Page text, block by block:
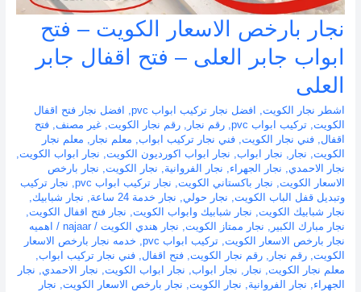
نجار بارخص الاسعار الكويت – فتح
ابواب جابر العلى – فتح اقفال جابر
العلى
اشطر نجار الكويت, افضل نجار تركيب ابواب pvc , افضل نجار فتح اقفال
الكويت, تركيب ابواب pvc , رقم نجار , رقم نجار الكويت, غير مصنف, فتح
اقفال, فني نجار الكويت, فني نجار تركيب ابواب, معلم نجار , معلم نجار
الكويت, نجار , نجار ابواب, نجار ابواب اكورديون الكويت, نجار ابواب الكويت,
نجار الاحمدي, نجار الجهراء, نجار الفروانية, نجار الكويت, نجار بارخص
الاسعار الكويت, نجار باكستاني الكويت, نجار تركيب ابواب pvc , نجار تركيب
وتبديل قفل الباب الكويت, نجار حولي, نجار خدمة 24 ساعة , نجار شبابيك,
نجار شبابيك الكويت, نجار شبابيك وابواب الكويت, نجار فتح اقفال الكويت,
نجار مبارك الكبير , نجار ممتاز الكويت, نجار هندي الكويت/
najaar
/ اهميه
نجار بارخص الاسعار الكويت, تركيب ابواب pvc , خدمه نجار بارخص الاسعار
الكويت, رقم نجار , رقم نجار الكويت, فتح اقفال, فني نجار تركيب ابواب,
معلم نجار الكويت, نجار , نجار ابواب, نجار ابواب الكويت, نجار الاحمدي, نجار
الجهراء, نجار الفروانية, نجار الكويت, نجار بارخص الاسعار الكويت, نجار